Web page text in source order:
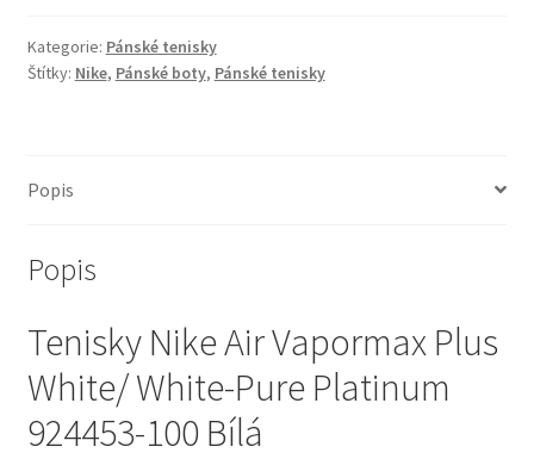
Kategorie: Pánské tenisky
Štítky: Nike, Pánské boty, Pánské tenisky
Popis
Popis
Tenisky Nike Air Vapormax Plus
White/ White-Pure Platinum
924453-100 Bílá